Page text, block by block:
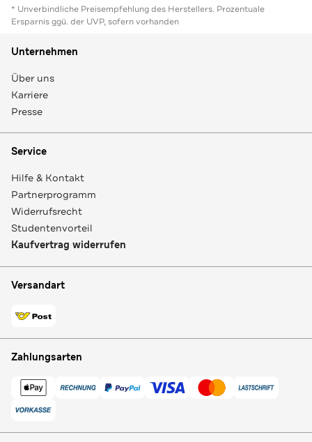
* Unverbindliche Preisempfehlung des Herstellers. Prozentuale
Ersparnis ggü. der UVP, sofern vorhanden
Unternehmen
Über uns
Karriere
Presse
Service
Hilfe & Kontakt
Partnerprogramm
Widerrufsrecht
Studentenvorteil
Kaufvertrag widerrufen
Versandart
Zahlungsarten